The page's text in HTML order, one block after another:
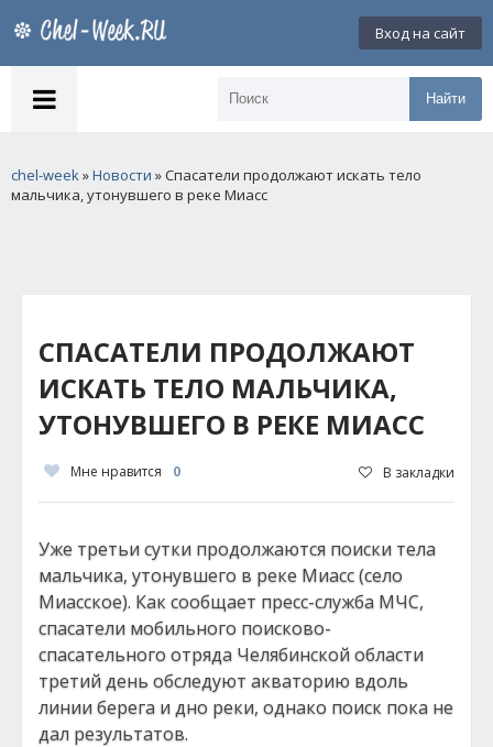
Вход на сайт
Найти
chel-week»Новости » Спасатели продолжают искать тело
мальчика, утонувшего в реке Миасс
СПАСАТЕЛИ ПРОДОЛЖАЮТ
ИСКАТЬ ТЕЛО МАЛЬЧИКА,
УТОНУВШЕГО В РЕКЕ МИАСС
Мне нравится 0 В закладки
Уже третьи сутки продолжаются поиски тела
мальчика, утонувшего в реке Миасс (село
Миасское). Как сообщает пресс-служба МЧС,
спасатели мобильного поисково-
спасательного отряда Челябинской области
третий день обследуют акваторию вдоль
линии берега и дно реки, однако поиск пока не
дал результатов.